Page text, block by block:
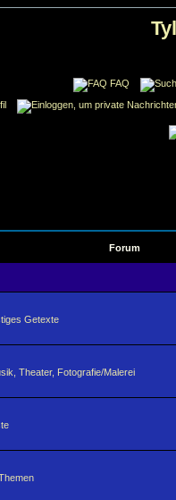
FAQ
Forum
Getexte
Theater, Fotografie/Malerei